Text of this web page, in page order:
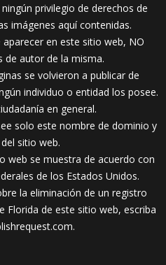
privilegio de derechos de
imágenes aquí contenidas.
en este sitio web, NO
de autor de la misma.
se volvieron a publicar de
individuo o entidad los posee.
en general.
solo este nombre de dominio y
sitio web.
web se muestra de acuerdo con
de los Estados Unidos.
la eliminación de un registro
Florida de este sitio web, escriba
.